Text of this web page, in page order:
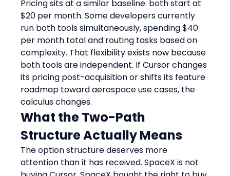
Pricing sits at a similar baseline: both start at
$20 per month. Some developers currently
run both tools simultaneously, spending $40
per month total and routing tasks based on
complexity. That flexibility exists now because
both tools are independent. If Cursor changes
its pricing post-acquisition or shifts its feature
roadmap toward aerospace use cases, the
calculus changes.
What the Two-Path
Structure Actually Means
The option structure deserves more
attention than it has received. SpaceX is not